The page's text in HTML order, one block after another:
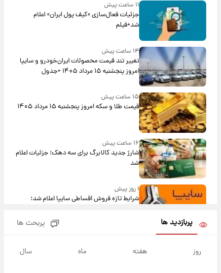
۱۱ ساعت پیش
جزئیات فعال‌سازی «کیف پول ایران» اعلام
شد+فیلم
۱۴ ساعت پیش
تغییر تند قیمت محصولات ایران‌خودرو و سایپا
امروز پنجشنبه ۱۵ مرداد ۱۴۰۵ +جدول
۱۵ ساعت پیش
قیمت طلا و سکه امروز پنجشنبه ۱۵ مرداد ۱۴۰۵
۱۶ ساعت پیش
شارژ جدید کالابرگ برای سه دهک؛ جزئیات اعلام
شد
۱ روز پیش
شرایط تازه فروش اقساطی سایپا اعلام شد؛
قیمت سکه و طلا فردا
پربازدید ها پربحث ها
روز هفته ماه سال